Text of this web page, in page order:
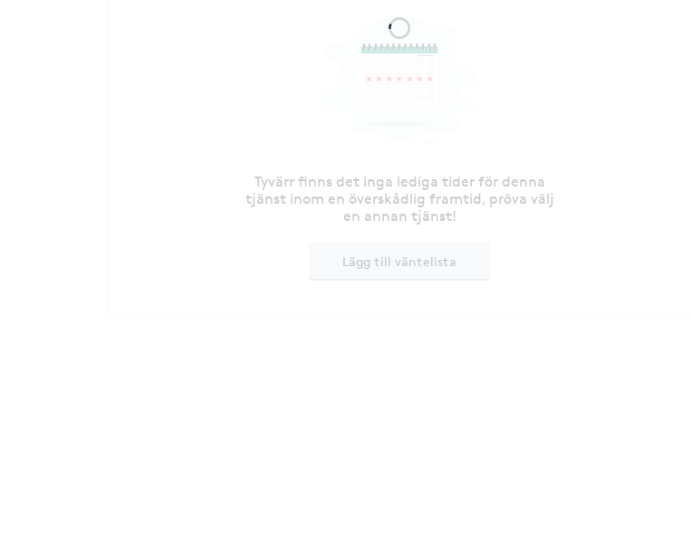
Tyvärr finns det inga lediga tider för denna
tjänst inom en överskådlig framtid, pröva välj
en annan tjänst!
Lägg till väntelista